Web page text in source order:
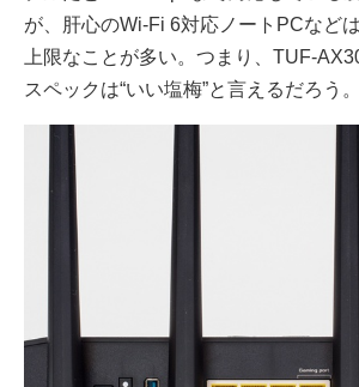
が、肝心のWi-Fi 6対応ノートPCなど
上限なことが多い。つまり、TUF-
スペックは“いい塩梅”と言えるだろう。